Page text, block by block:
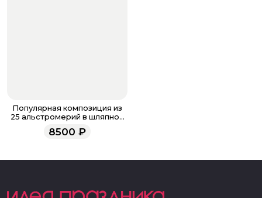
Популярная композиция из
25 альстромерий в шляпной
коробке (микс из
ассортимента)
8500 ₽